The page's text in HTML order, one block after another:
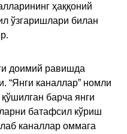
ҳаққоний
ўзгаришлари билан
доимий равишда
“Янги каналлар” номли
барча янги
батафсил кўриш
каналлар оммага